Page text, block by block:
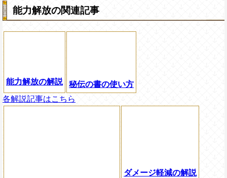
能力解放の関連記事
能力解放の解説
秘伝の書の使い方
各解説記事はこちら
ダメージ軽減の解説